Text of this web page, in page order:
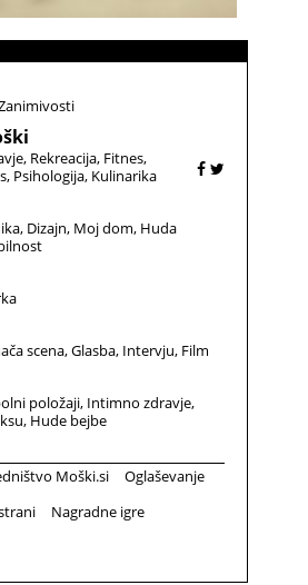
Rekreacija Fitnes
Psihologija Kulinarika
Dizajn Moj dom Huda
scena Glasba Intervju Film
položaji Intimno zdravje
Hude bejbe
Moški.si
Oglaševanje
Nagradne igre